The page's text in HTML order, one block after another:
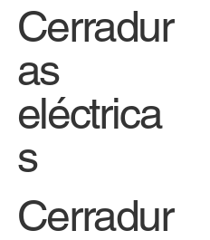
Cerradur
as
eléctrica
s
Cerradur